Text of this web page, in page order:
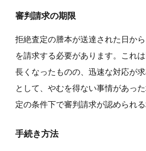
審判請求の期限
拒絶査定の謄本が送達された日か
を請求する必要があります。これ
長くなったものの、迅速な対応が
として、やむを得ない事情があっ
定の条件下で審判請求が認められる
手続き方法